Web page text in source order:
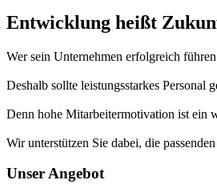
Entwicklung heißt
Wer sein Unternehmen erfolgreich
Deshalb sollte leistungsstarkes
Denn hohe Mitarbeitermotivation ist ein
Wir unterstützen Sie dabei, die
Unser Angebot